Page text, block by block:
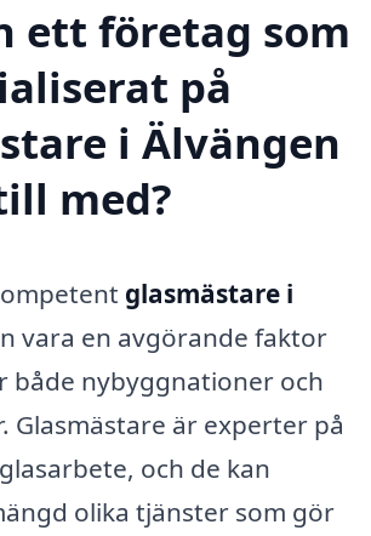
ett företag som
på
i Älvängen
med?
glasmästare i
vara en avgörande faktor
både nybyggnationer och
Glasmästare är experter på
och de kan
olika tjänster som gör